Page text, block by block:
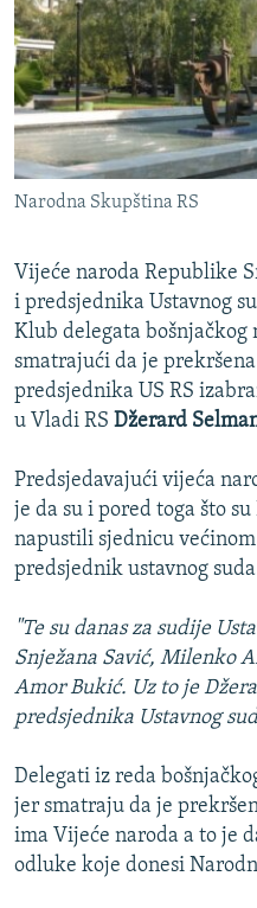
SPECIJALI RSE
VIŠE OD NASLOVA
GENOCID U SREBRENICI
POPLAVE I KLIZIŠTA U BIH 2024.
TV LIBERTY
MOJA EVROPA
TRI DECENIJE OD RATA U BIH
SVE KARTE DEJTONA
NASTANAK I RASPAD
PRATITE NAS
Sve RFE/RL stranice
Narodna Skupština RS
Vijeće naroda Republike
i predsjednika Ustavnog
Klub delegata bošnjačkog
smatrajući da je
predsjednika US RS
u Vladi RS Džerard
Predsjedavajući vijeća
je da su i pored toga što
napustili sjednicu
predsjednik ustavnog suda
"Te su danas za sudije
Snježana Savić, Milenko
Amor Bukić. Uz to je
predsjednika Ustavnog
Delegati iz reda
jer smatraju da je
ima Vijeće naroda a to je
odluke koje donesi